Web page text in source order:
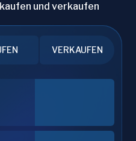
und verkaufen
VERKAUFEN